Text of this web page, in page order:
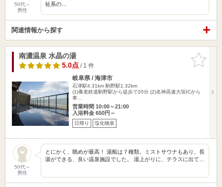
50代～
男性
祉系の…
関連情報から探す
お気に入
りに追加
南濃温泉 水晶の湯
5.0点/ 1 件
岐阜県 / 海津市
石津駅4.31km 駒野駅1.32km
(1)養老鉄道駒野駅から徒歩で20分 (2)名神高速大垣ICから
車…
営業時間 10:00～21:00
入浴料金 650円～
日帰り 塩化物泉
50代～
男性
とにかく、眺めが最高！ 湯船は７種類。ミストサウナもあり、長
湯ができる、良い温泉施設でした。 湯上がりに、テラスに出て…